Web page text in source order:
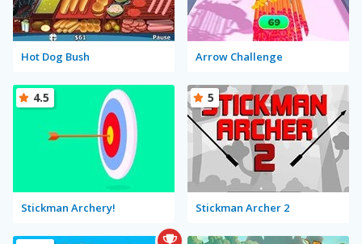
Hot Dog Bush Arrow Challenge
Stickman Archery!
4.5
Stickman Archer 2
5